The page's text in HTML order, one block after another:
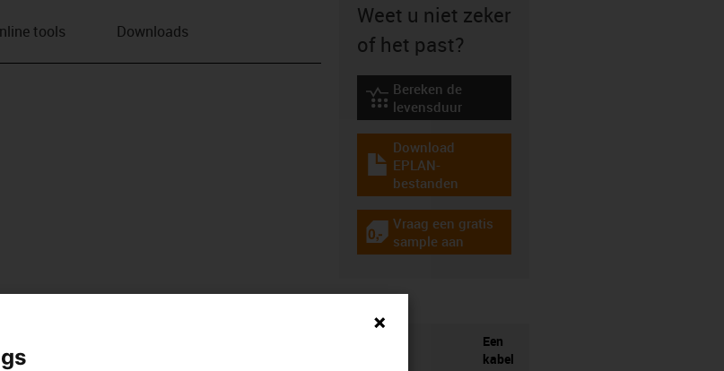
tools Downloads
Weet u niet zeker
of het past?
igus-icon-lebensdauerrechner
Bereken de
levensduur
igus-icon-download-plan
Download
EPLAN-
bestanden
igus-icon-gratismuster
Vraag een gratis
sample aan
Een
kabel